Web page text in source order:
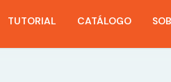
TUTORIAL CATÁLOGO